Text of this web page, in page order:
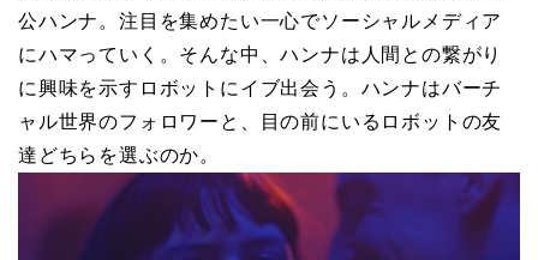
公ハンナ。注目を集めたい一心でソーシャルメディア
にハマっていく。そんな中、ハンナは人間との繋がり
に興味を示すロボットにイブ出会う。ハンナはバーチ
ャル世界のフォロワーと、目の前にいるロボットの友
達どちらを選ぶのか。